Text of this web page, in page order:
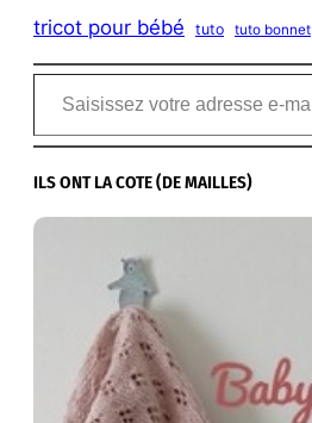
tricot pour bébé tuto tuto bonnet
Saisissez votre adresse e-mail…
ILS ONT LA COTE (DE MAILLES)